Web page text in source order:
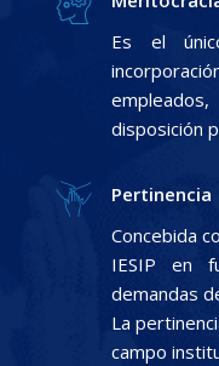
Es el
disposición
Pertinencia
Concebida
IESIP en
demandas
La
campo